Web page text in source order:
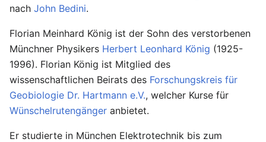
nach John Bedini.
Florian Meinhard König ist der Sohn des verstorbenen
Münchner Physikers Herbert Leonhard König (1925-
1996). Florian König ist Mitglied des
wissenschaftlichen Beirats des Forschungskreis für
Geobiologie Dr. Hartmann e.V., welcher Kurse für
Wünschelrutengänger anbietet.
Er studierte in München Elektrotechnik bis zum